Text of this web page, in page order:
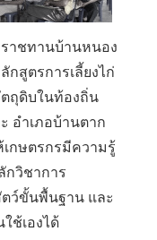
าชทานบ้านหนอง
สูตรการเลี้ยงไก่
ถุดิบในท้องถิ่น
อำเภอบ้านตาก
เกษตรกรมีความรู้
กวิชาการ
ว์ขั้นพื้นฐาน และ
ช้เองได้